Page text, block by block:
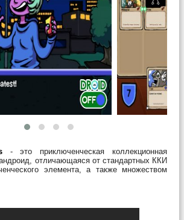
- это приключенческая коллекционная
отличающаяся от стандартных ККИ
элемента, а также множеством